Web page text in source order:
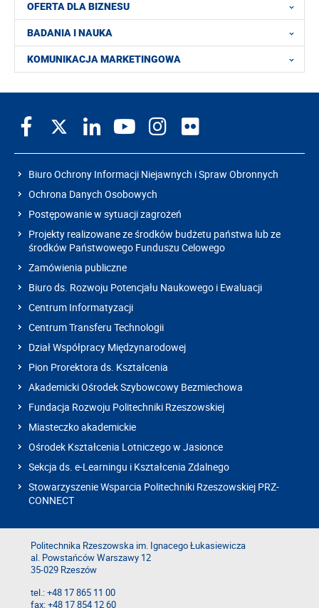
OFERTA DLA BIZNESU
BADANIA I NAUKA
KOMUNIKACJA MARKETINGOWA
Biuro Ochrony Informacji Niejawnych i Spraw Obronnych
Ochrona Danych Osobowych
Postępowanie w sytuacji zagrożeń
Projekty realizowane ze środków budżetu państwa lub ze
środków Państwowego Funduszu Celowego
Zamówienia publiczne
Biuro ds. Rozwoju Potencjału Naukowego i Ewaluacji
Centrum Informatyzacji
Centrum Transferu Technologii
Dział Współpracy Międzynarodowej
Pion Prorektora ds. Kształcenia
Akademicki Ośrodek Szybowcowy Bezmiechowa
Fundacja Rozwoju Politechniki Rzeszowskiej
Miasteczko akademickie
Ośrodek Kształcenia Lotniczego w Jasionce
Sekcja ds. e-Learningu i Kształcenia Zdalnego
Stowarzyszenie Wsparcia Politechniki Rzeszowskiej PRZ-
CONNECT
Politechnika Rzeszowska im. Ignacego Łukasiewicza
al. Powstańców Warszawy 12
35-029 Rzeszów
tel.: +48 17 865 11 00
fax: +48 17 854 12 60